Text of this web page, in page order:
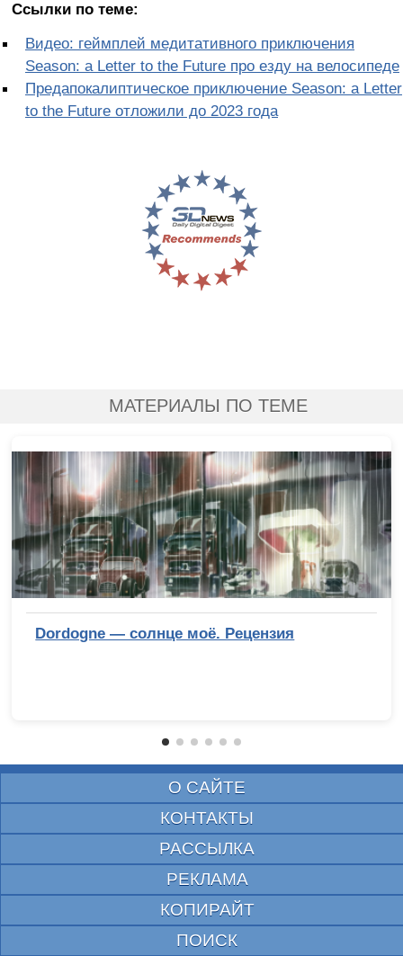
Ссылки по теме:
Видео: геймплей медитативного приключения
Season: a Letter to the Future про езду на велосипеде
Предапокалиптическое приключение Season: a Letter
to the Future отложили до 2023 года
МАТЕРИАЛЫ ПО ТЕМЕ
Dordogne — солнце моё. Рецензия
О САЙТЕ
КОНТАКТЫ
РАССЫЛКА
РЕКЛАМА
КОПИРАЙТ
ПОИСК